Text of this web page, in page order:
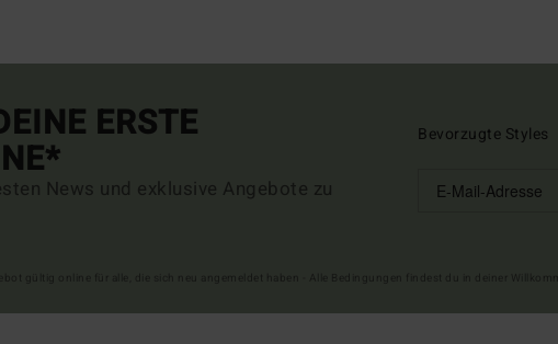
ERSTE
News und exklusive Angebote zu
Bevorzugte Styles